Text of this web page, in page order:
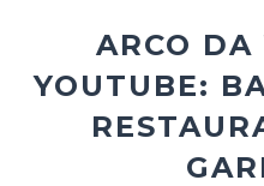
ARCO DA
YOUTUBE: